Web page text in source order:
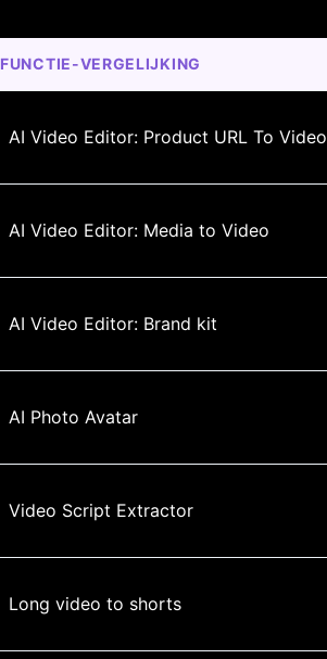
FUNCTIE-VERGELIJKING
AI Video Editor: Product URL To Video
AI Video Editor: Media to Video
AI Video Editor: Brand kit
AI Photo Avatar
Video Script Extractor
Long video to shorts